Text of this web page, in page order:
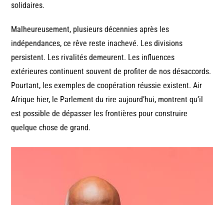
solidaires.
Malheureusement, plusieurs décennies après les
indépendances, ce rêve reste inachevé. Les divisions
persistent. Les rivalités demeurent. Les influences
extérieures continuent souvent de profiter de nos désaccords.
Pourtant, les exemples de coopération réussie existent. Air
Afrique hier, le Parlement du rire aujourd’hui, montrent qu’il
est possible de dépasser les frontières pour construire
quelque chose de grand.